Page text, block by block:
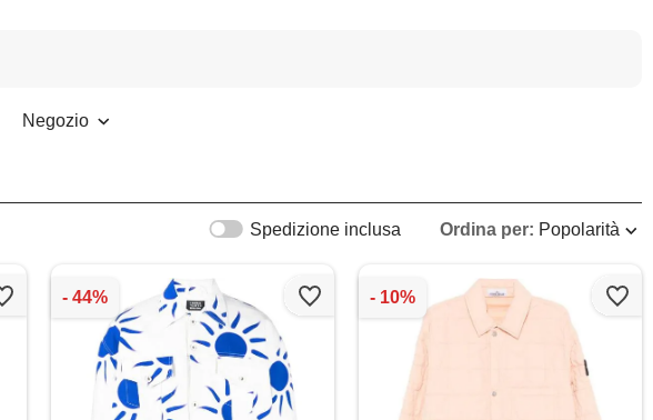
Negozio
Ordina per: Popolarità
Spedizione inclusa